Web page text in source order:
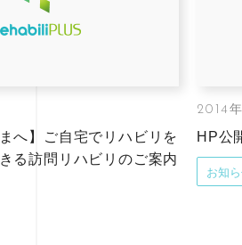
へ】ご自宅でリハビリを
る訪問リハビリのご案内
2014
HP公
お知